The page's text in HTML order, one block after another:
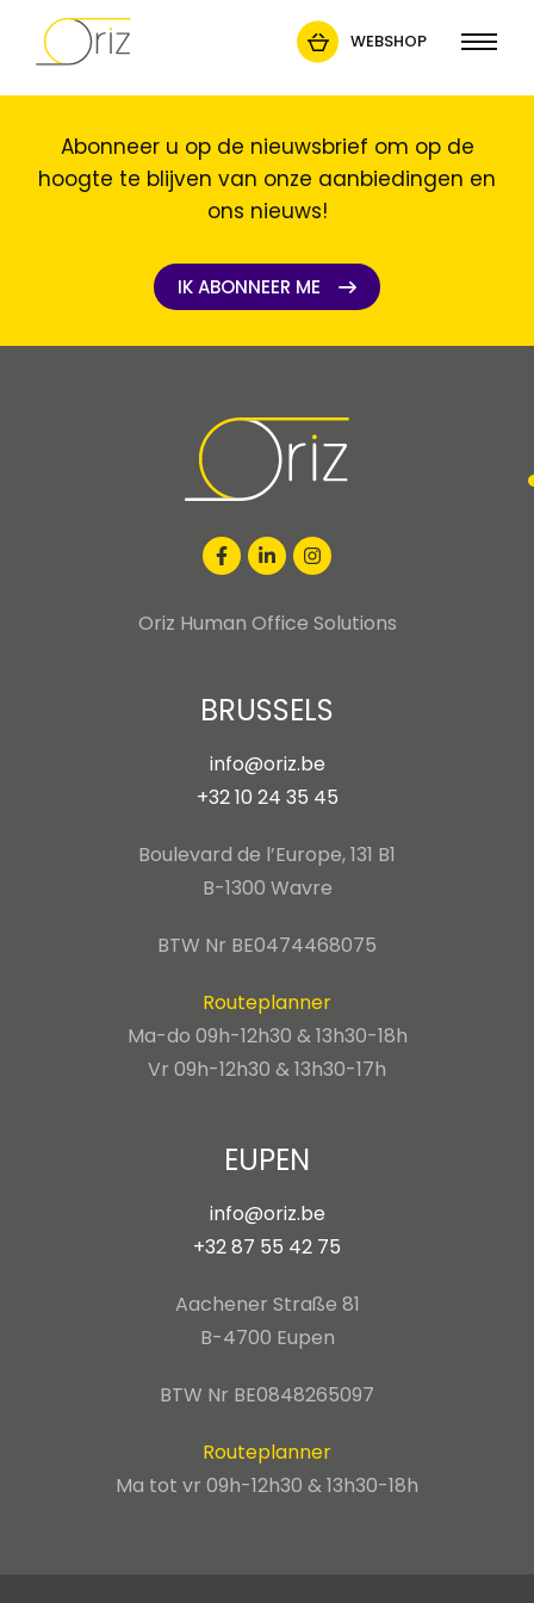
WEBSHOP
Abonneer u op de nieuwsbrief om op de
hoogte te blijven van onze aanbiedingen en
ons nieuws!
IK ABONNEER ME
Oriz Human Office Solutions
BRUSSELS
info@oriz.be
+32 10 24 35 45
Boulevard de l’Europe, 131 B1
B-1300 Wavre
BTW Nr BE0474468075
Routeplanner
Ma-do 09h-12h30 & 13h30-18h
Vr 09h-12h30 & 13h30-17h
EUPEN
info@oriz.be
+32 87 55 42 75
Aachener Straße 81
B-4700 Eupen
BTW Nr BE0848265097
Routeplanner
Ma tot vr 09h-12h30 & 13h30-18h